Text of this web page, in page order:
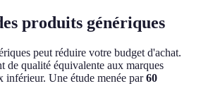
produits génériques
peut réduire votre budget d'achat.
de qualité équivalente aux marques
inférieur. Une étude menée par60